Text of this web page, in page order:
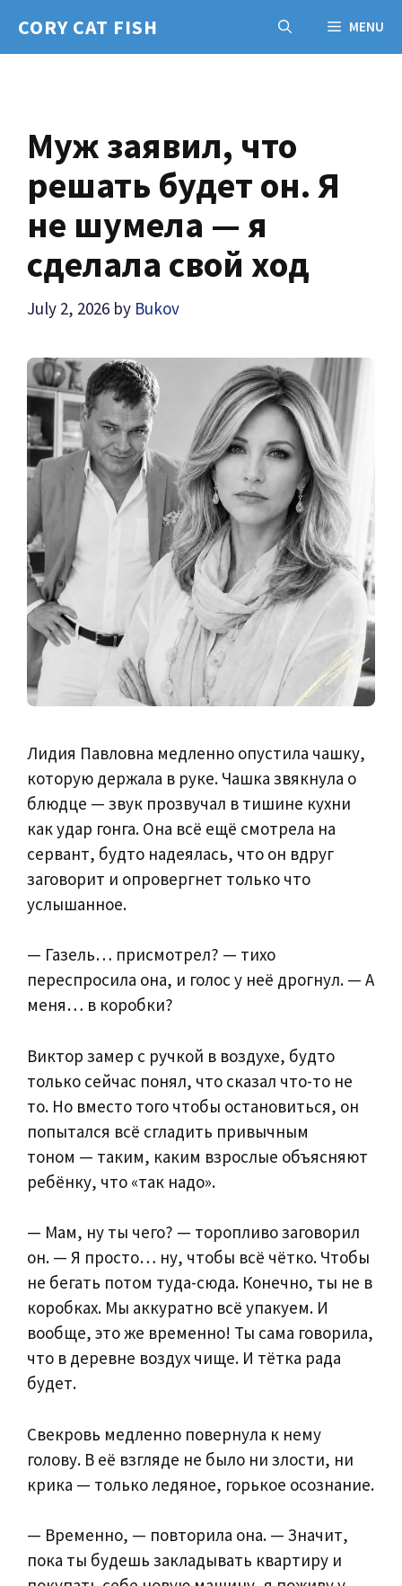
CORY CAT FISH MENU
Муж заявил, что
решать будет он. Я
не шумела — я
сделала свой ход
July 2, 2026 by Bukov
Лидия Павловна медленно опустила чашку,
которую держала в руке. Чашка звякнула о
блюдце — звук прозвучал в тишине кухни
как удар гонга. Она всё ещё смотрела на
сервант, будто надеялась, что он вдруг
заговорит и опровергнет только что
услышанное.
— Газель… присмотрел? — тихо
переспросила она, и голос у неё дрогнул. — А
меня… в коробки?
Виктор замер с ручкой в воздухе, будто
только сейчас понял, что сказал что-то не
то. Но вместо того чтобы остановиться, он
попытался всё сгладить привычным
тоном — таким, каким взрослые объясняют
ребёнку, что «так надо».
— Мам, ну ты чего? — торопливо заговорил
он. — Я просто… ну, чтобы всё чётко. Чтобы
не бегать потом туда-сюда. Конечно, ты не в
коробках. Мы аккуратно всё упакуем. И
вообще, это же временно! Ты сама говорила,
что в деревне воздух чище. И тётка рада
будет.
Свекровь медленно повернула к нему
голову. В её взгляде не было ни злости, ни
крика — только ледяное, горькое осознание.
— Временно, — повторила она. — Значит,
пока ты будешь закладывать квартиру и